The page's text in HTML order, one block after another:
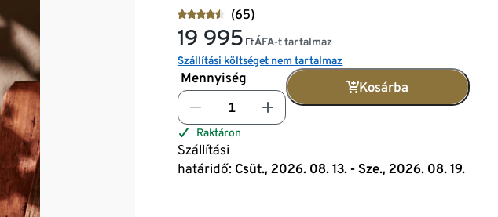
(65)
19 995 FtÁFA-t tartalmaz
Szállítási költséget nem tartalmaz
Mennyiség
Kosárba
Raktáron
Szállítási
határidő: Csüt., 2026. 08. 13. - Sze., 2026. 08. 19.